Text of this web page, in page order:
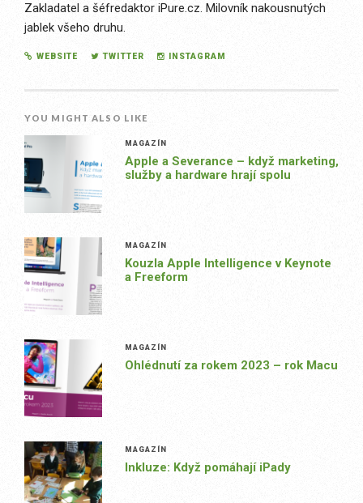
Zakladatel a šéfredaktor iPure.cz. Milovník nakousnutých
jablek všeho druhu.
WEBSITE TWITTER INSTAGRAM
YOU MIGHT ALSO LIKE
MAGAZÍN
Apple a Severance – když marketing,
služby a hardware hrají spolu
MAGAZÍN
Kouzla Apple Intelligence v Keynote
a Freeform
MAGAZÍN
Ohlédnutí za rokem 2023 – rok Macu
MAGAZÍN
Inkluze: Když pomáhají iPady